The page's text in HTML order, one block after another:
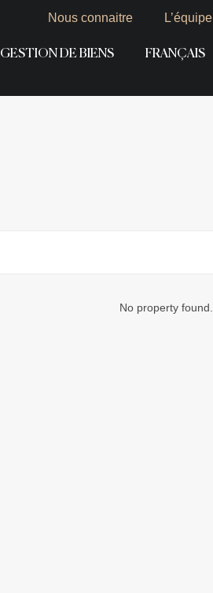
Nous connaitre L’équipe
GESTION DE BIENS FRANÇAIS
No property found.